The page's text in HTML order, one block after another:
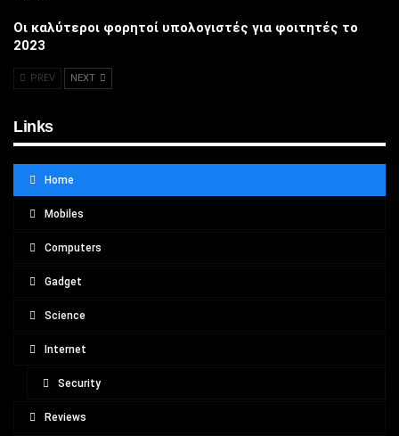
Οι καλύτεροι φορητοί υπολογιστές για φοιτητές το
2023
PREV NEXT
Links
Home
Mobiles
Computers
Gadget
Science
Internet
Security
Reviews